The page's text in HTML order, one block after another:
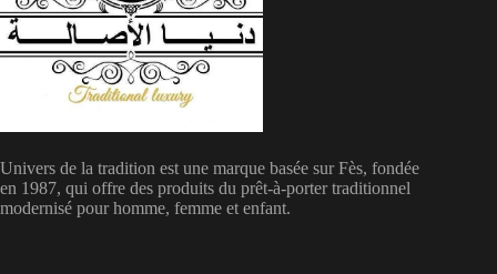
Univers de la tradition est une marque basée sur Fès, fondée
en 1987, qui offre des produits du prêt-à-porter traditionnel
modernisé pour homme, femme et enfant.